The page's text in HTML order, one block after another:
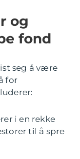
og
fond
seg å være
for
i en rekke
til å spre